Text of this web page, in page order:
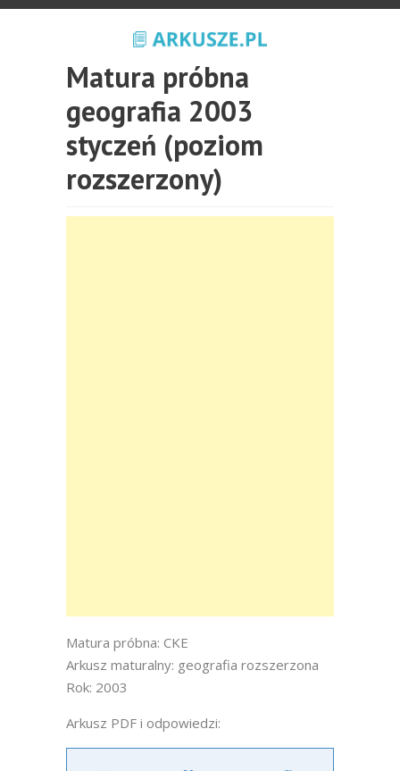
Matura próbna
geografia 2003
styczeń (poziom
rozszerzony)
Matura próbna: CKE
Arkusz maturalny: geografia rozszerzona
Rok: 2003
Arkusz PDF i odpowiedzi: